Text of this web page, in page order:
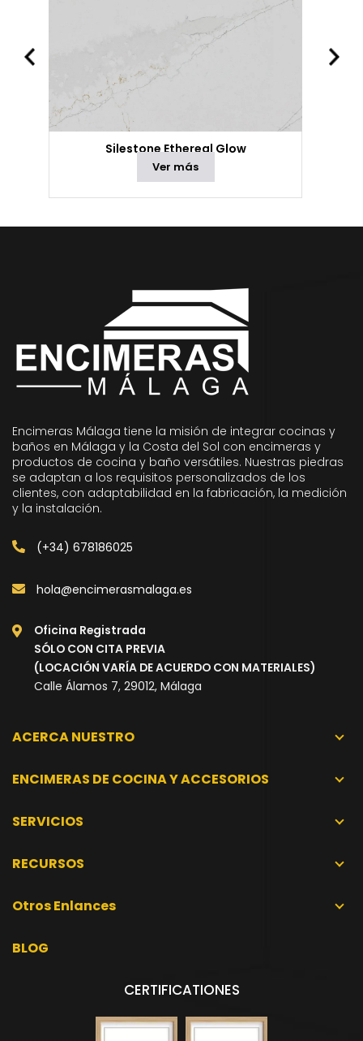
Silestone Ethereal Glow
Ver más
Encimeras Málaga tiene la misión de integrar cocinas y
baños en Málaga y la Costa del Sol con encimeras y
productos de cocina y baño versátiles. Nuestras piedras
se adaptan a los requisitos personalizados de los
clientes, con adaptabilidad en la fabricación, la medición
y la instalación.
(+34) 678186025
hola@encimerasmalaga.es
Oficina Registrada
SÓLO CON CITA PREVIA
(LOCACIÓN VARÍA DE ACUERDO CON MATERIALES)
Calle Álamos 7, 29012, Málaga
ACERCA NUESTRO
ENCIMERAS DE COCINA Y ACCESORIOS
SERVICIOS
RECURSOS
Otros Enlances
BLOG
CERTIFICATIONES